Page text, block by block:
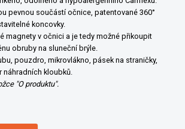
pevnou součástí očnice, patentované 360°
koncovky.
magnety v očnici a je tedy možné přikoupit
obruby na sluneční brýle.
pouzdro, mikrovlákno, pásek na straničky,
náhradních kloubků.
"O produktu".